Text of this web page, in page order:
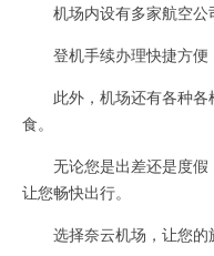
机场内设有多家航空公
登机手续办理快捷方便
此外，机场还有各种各
食。
无论您是出差还是度假
让您畅快出行。
选择奈云机场，让您的